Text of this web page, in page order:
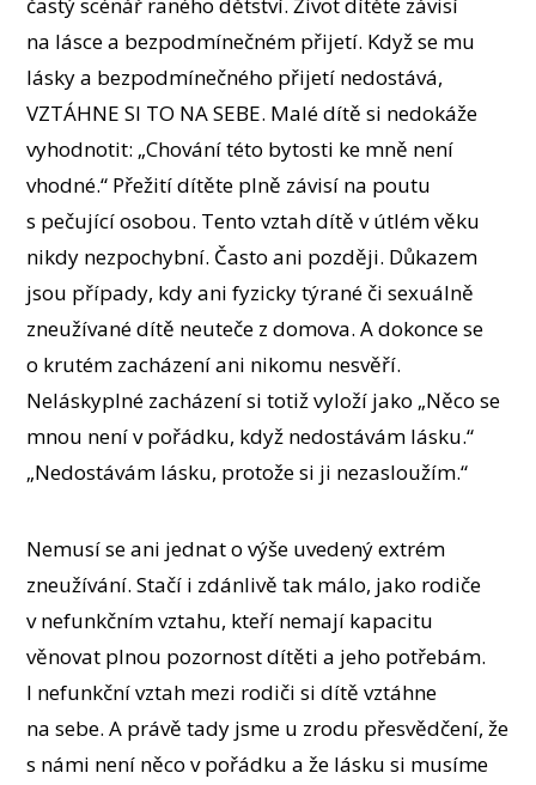
častý scénář raného dětství. Život dítěte závisí
na lásce a bezpodmínečném přijetí. Když se mu
lásky a bezpodmínečného přijetí nedostává,
VZTÁHNE SI TO NA SEBE. Malé dítě si nedokáže
vyhodnotit: „Chování této bytosti ke mně není
vhodné.“ Přežití dítěte plně závisí na poutu
s pečující osobou. Tento vztah dítě v útlém věku
nikdy nezpochybní. Často ani později. Důkazem
jsou případy, kdy ani fyzicky týrané či sexuálně
zneužívané dítě neuteče z domova. A dokonce se
o krutém zacházení ani nikomu nesvěří.
Neláskyplné zacházení si totiž vyloží jako „Něco se
mnou není v pořádku, když nedostávám lásku.“
„Nedostávám lásku, protože si ji nezasloužím.“
Nemusí se ani jednat o výše uvedený extrém
zneužívání. Stačí i zdánlivě tak málo, jako rodiče
v nefunkčním vztahu, kteří nemají kapacitu
věnovat plnou pozornost dítěti a jeho potřebám.
I nefunkční vztah mezi rodiči si dítě vztáhne
na sebe. A právě tady jsme u zrodu přesvědčení, že
s námi není něco v pořádku a že lásku si musíme